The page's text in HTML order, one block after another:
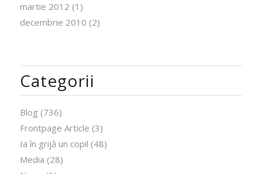
martie 2012 (1)
decembrie 2010 (2)
Categorii
Blog (736)
Frontpage Article (3)
Ia în grijă un copil (48)
Media (28)